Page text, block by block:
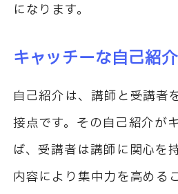
になります。
キャッチーな自己紹
自己紹介は、講師と受講者
接点です。その自己紹介が
ば、受講者は講師に関心を
内容により集中力を高める